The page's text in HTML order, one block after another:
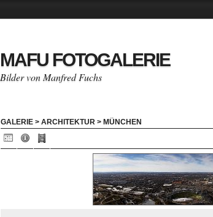
MAFU FOTOGALERIE
Bilder von Manfred Fuchs
GALERIE > ARCHITEKTUR > MÜNCHEN